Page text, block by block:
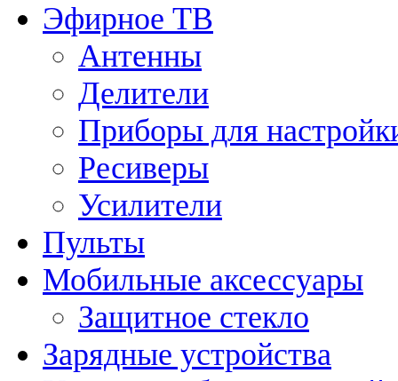
Эфирное ТВ
Антенны
Делители
Приборы для
Ресиверы
Усилители
Пульты
Мобильные аксессуары
Защитное стекло
Зарядные устройства